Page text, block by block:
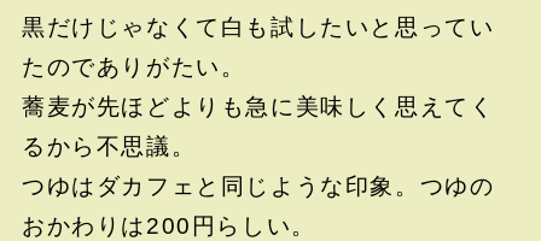
黒だけじゃなくて白も試したいと思ってい
たのでありがたい。
蕎麦が先ほどよりも急に美味しく思えてく
るから不思議。
つゆはダカフェと同じような印象。つゆの
おかわりは200円らしい。